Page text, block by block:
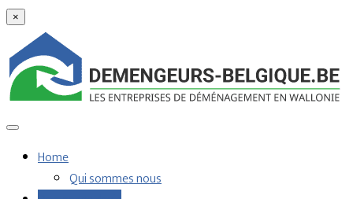
×
Home
Qui sommes nous